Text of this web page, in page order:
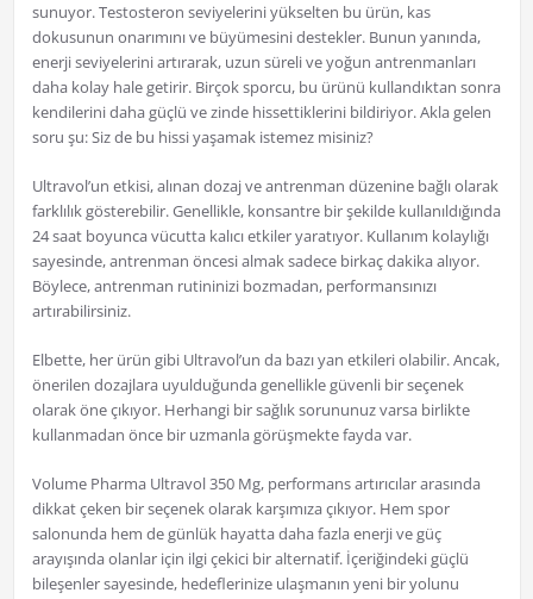
sunuyor. Testosteron seviyelerini yükselten bu ürün, kas
dokusunun onarımını ve büyümesini destekler. Bunun yanında,
enerji seviyelerini artırarak, uzun süreli ve yoğun antrenmanları
daha kolay hale getirir. Birçok sporcu, bu ürünü kullandıktan sonra
kendilerini daha güçlü ve zinde hissettiklerini bildiriyor. Akla gelen
soru şu: Siz de bu hissi yaşamak istemez misiniz?
Ultravol’un etkisi, alınan dozaj ve antrenman düzenine bağlı olarak
farklılık gösterebilir. Genellikle, konsantre bir şekilde kullanıldığında
24 saat boyunca vücutta kalıcı etkiler yaratıyor. Kullanım kolaylığı
sayesinde, antrenman öncesi almak sadece birkaç dakika alıyor.
Böylece, antrenman rutininizi bozmadan, performansınızı
artırabilirsiniz.
Elbette, her ürün gibi Ultravol’un da bazı yan etkileri olabilir. Ancak,
önerilen dozajlara uyulduğunda genellikle güvenli bir seçenek
olarak öne çıkıyor. Herhangi bir sağlık sorununuz varsa birlikte
kullanmadan önce bir uzmanla görüşmekte fayda var.
Volume Pharma Ultravol 350 Mg, performans artırıcılar arasında
dikkat çeken bir seçenek olarak karşımıza çıkıyor. Hem spor
salonunda hem de günlük hayatta daha fazla enerji ve güç
arayışında olanlar için ilgi çekici bir alternatif. İçeriğindeki güçlü
bileşenler sayesinde, hedeflerinize ulaşmanın yeni bir yolunu